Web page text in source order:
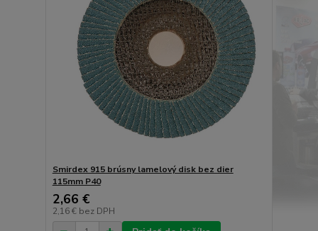
Smirdex 915 brúsny lamelový disk bez dier
115mm P40
2,66 €
2,16 € bez DPH